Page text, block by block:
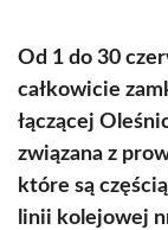
Od 1 do 30
całkowicie
łączącej
związana z
które są
linii kolejowej